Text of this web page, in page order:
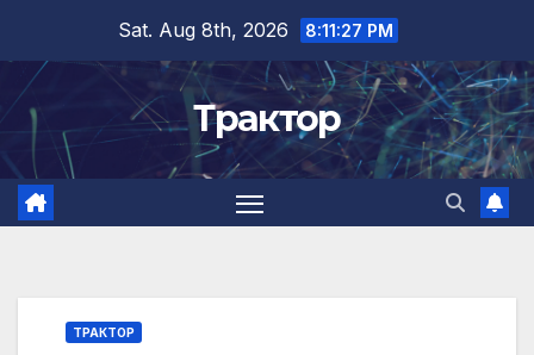
content
Sat. Aug 8th, 2026 8:11:28 PM
Трактор
ТРАКТОР